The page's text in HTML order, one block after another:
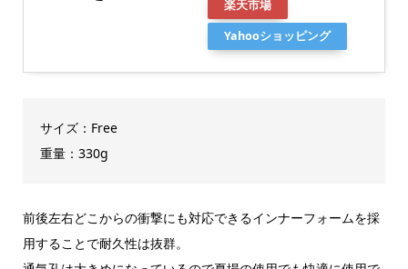
楽天市場
Yahooショッピング
サイズ：Free
重量：330g
前後左右どこからの衝撃にも対応できるインナーフォームを採
用することで耐久性は抜群。